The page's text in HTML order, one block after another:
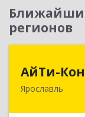
регионов
АйТи-
Ярославль
150007,